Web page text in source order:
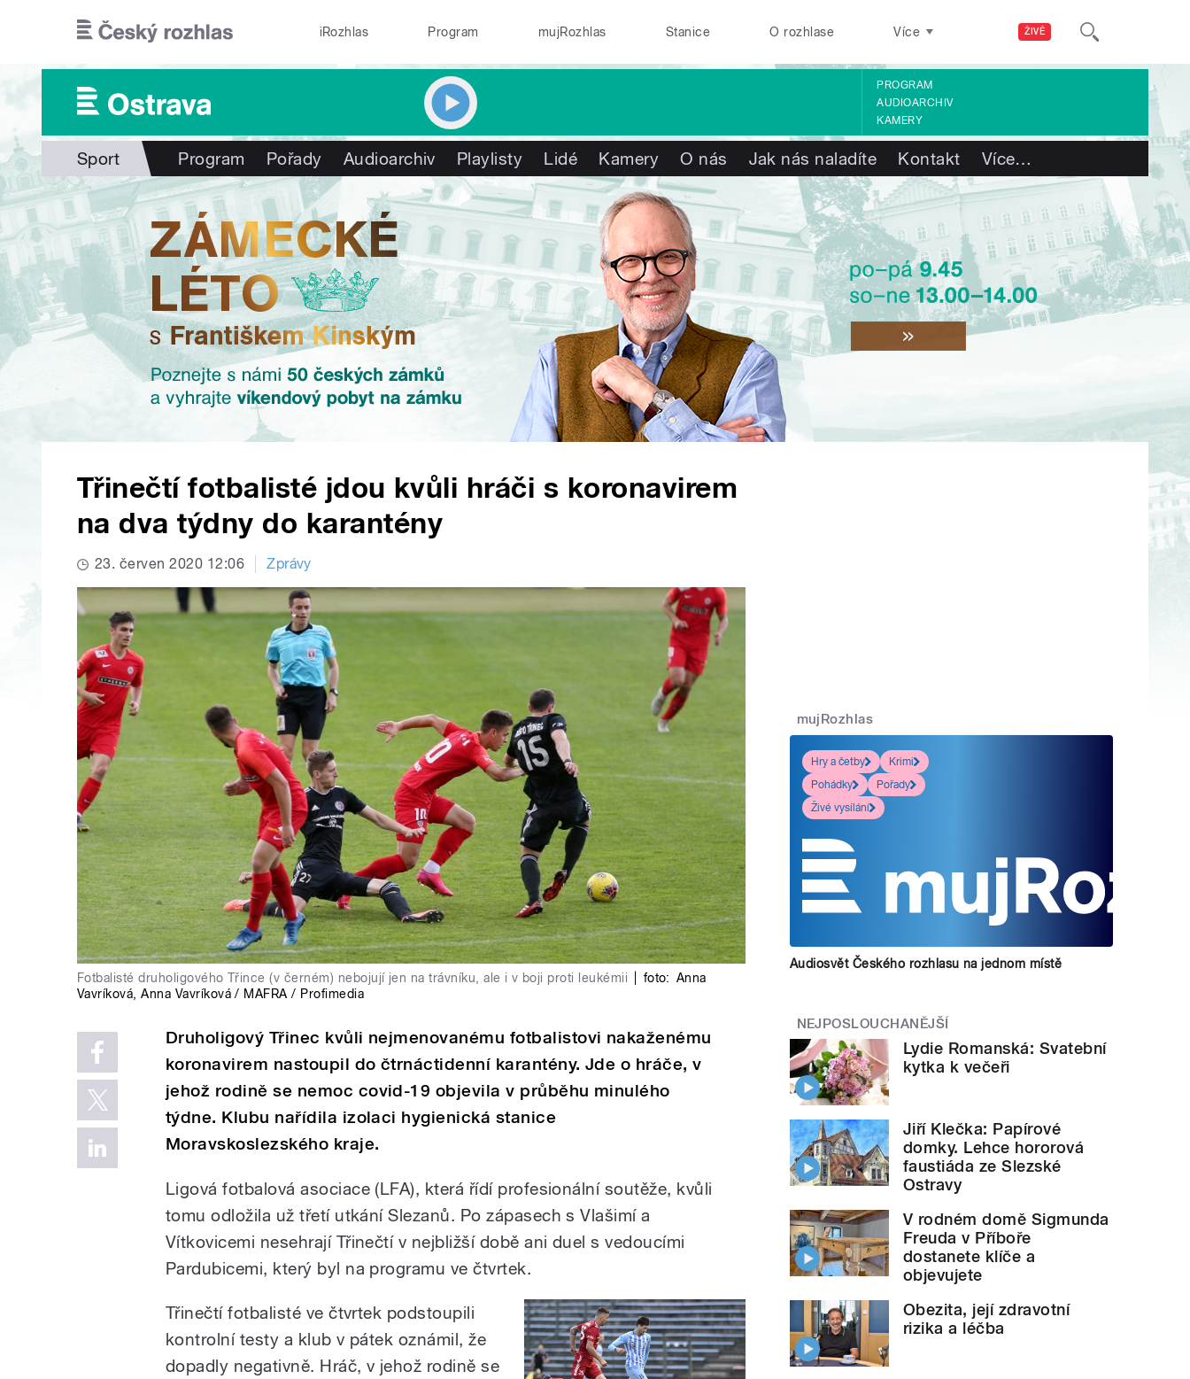
ŽIVĚ
iRozhlas Program mujRozhlas Stanice O rozhlase Více
PROGRAM
AUDIOARCHIV
KAMERY
Sport Program Pořady Audioarchiv Playlisty Lidé Kamery O nás Jak nás naladíte Kontakt Více…
Třinečtí fotbalisté jdou kvůli hráči s koronavirem
na dva týdny do karantény
23. červen 2020 12:06 Zprávy
Fotbalisté druholigového Třince (v černém) nebojují jen na trávníku, ale i v boji proti leukémii foto: Anna
Vavríková,Anna Vavríková / MAFRA / Profimedia
Druholigový Třinec kvůli nejmenovanému fotbalistovi nakaženému
koronavirem nastoupil do čtrnáctidenní karantény. Jde o hráče, v
jehož rodině se nemoc covid-19 objevila v průběhu minulého
týdne. Klubu nařídila izolaci hygienická stanice
Moravskoslezského kraje.
Ligová fotbalová asociace (LFA), která řídí profesionální soutěže, kvůli
tomu odložila už třetí utkání Slezanů. Po zápasech s Vlašimí a
Vítkovicemi nesehrají Třinečtí v nejbližší době ani duel s vedoucími
Pardubicemi, který byl na programu ve čtvrtek.
Třinečtí fotbalisté ve čtvrtek podstoupili
kontrolní testy a klub v pátek oznámil, že
dopadly negativně. Hráč, v jehož rodině se
mujRozhlas
Hry a četby
Krimi
Pohádky
Pořady
Živé vysílání
Audiosvět Českého rozhlasu na jednom místě
NEJPOSLOUCHANĚJŠÍ
Lydie Romanská: Svatební
kytka k večeři
Jiří Klečka: Papírové
domky. Lehce hororová
faustiáda ze Slezské
Ostravy
V rodném domě Sigmunda
Freuda v Příboře
dostanete klíče a
objevujete
Obezita, její zdravotní
rizika a léčba